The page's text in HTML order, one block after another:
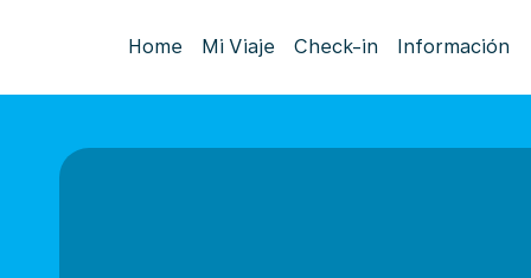
Home Mi Viaje Check-in Información